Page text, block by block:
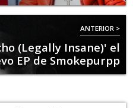
ANTERIOR >
(Legally Insane)' el
EP de Smokepurpp